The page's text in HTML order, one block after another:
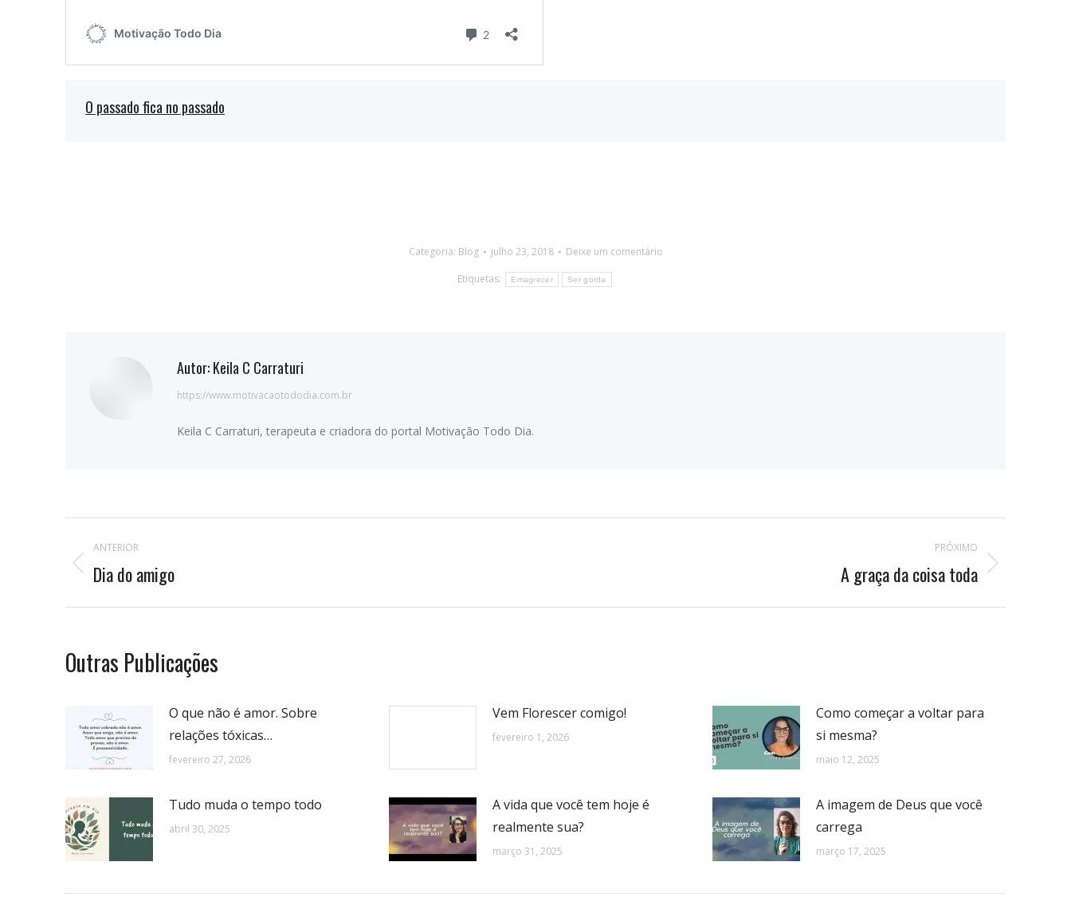
O passado fica no passado
Categoria: Blog julho 23, 2018
Deixe um comentário
Etiquetas:
Emagrecer Ser gorda
Autor:Keila C Carraturi
https://www.motivacaotododia.com.br
Keila C Carraturi, terapeuta e criadora do portal Motivação Todo Dia.
Navegação
de
postagens
ANTERIOR
Publicação
Dia do amigo
PRÓXIMO
A graça da coisa toda
Outras Publicações
O que não é amor. Sobre
relações tóxicas…
fevereiro 27, 2026
Vem Florescer comigo!
fevereiro 1, 2026
Como começar a voltar para
si mesma?
maio 12, 2025
Tudo muda o tempo todo
abril 30, 2025
A vida que você tem hoje é
realmente sua?
março 31, 2025
A imagem de Deus que você
carrega
março 17, 2025